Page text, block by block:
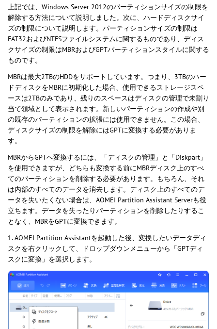
上記では、Windows Server 2012のパーティションサイズの制限を
解除する方法について説明しました。次に、ハードディスクサイ
ズの制限について説明します。パーティションサイズの制限は
FAT32およびNTFSファイルシステムに関するものであり、ディス
クサイズの制限はMBRおよびGPTパーティションスタイルに関する
ものです。
MBRは最大2TBのHDDをサポートしています。つまり、3TBのハー
ドディスクをMBRに初期化した場合、使用できるストレージスペ
ースは2TBのみであり、残りのスペースはディスクの管理で未割り
当て領域として表示されます。新しいパーティションの作成や別
の既存のパーティションの拡張には使用できません。この場合、
ディスクサイズの制限を解除にはGPTに変換する必要がありま
す。
MBRからGPTへ変換するには、「ディスクの管理」と「Diskpart」
を使用できますが、どちらも変換する前にMBRディスク上のすべ
てのパーティションを削除する必要があります。もちろん、それ
は内部のすべてのデータを消去します。ディスク上のすべてのデ
ータを失いたくない場合は、AOMEI Partition Assistant Serverも役
立ちます。データを失ったりパーティションを削除したりするこ
となく、MBRをGPTに変換できます。
1. AOMEI Partition Assistantを起動した後、変換したいデータディ
スクを右クリックして、ドロップダウンメニューから「GPTディ
スクに変換」を選択します。